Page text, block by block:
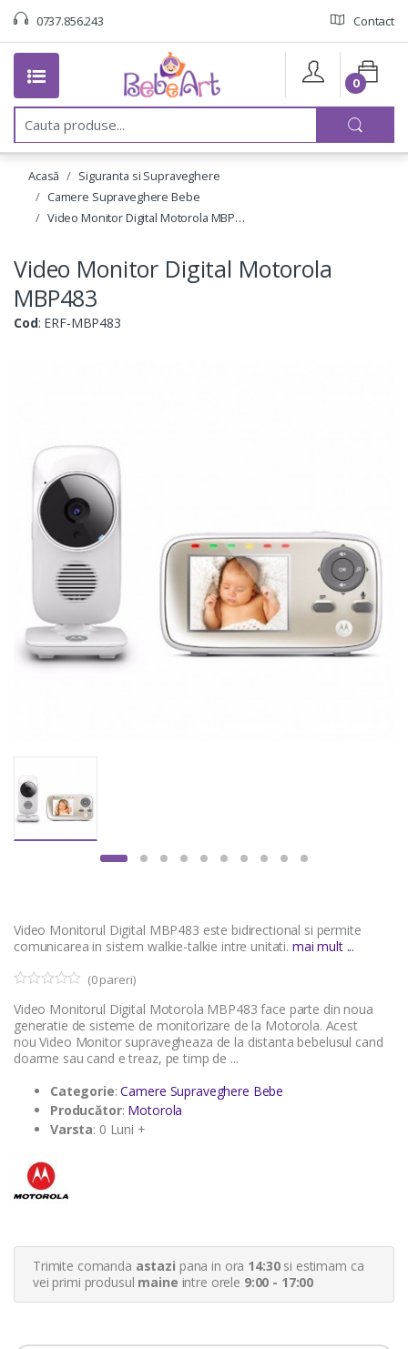
0737.856.243 Contact
C
u
0
Acasă
Siguranta si Supraveghere
Camere Supraveghere Bebe
Video Monitor Digital Motorola MBP…
Video Monitor Digital Motorola
MBP483
Cod: ERF-MBP483
Video Monitorul Digital MBP483 este bidirectional si permite
comunicarea in sistem walkie-talkie intre unitati. mai mult ...
o
u
t
o
f
t
r
i
(0pareri)
Video Monitorul Digital Motorola MBP483 face parte din noua
generatie de sisteme de monitorizare de la Motorola. Acest
nou Video Monitor supravegheaza de la distanta bebelusul cand
doarme sau cand e treaz, pe timp de ...
Categorie:Camere Supraveghere Bebe
Producător: Motorola
Varsta: 0 Luni +
Trimite comanda astazi pana in ora 14:30si estimam ca
vei primi produsul maine intre orele 9:00 - 17:00